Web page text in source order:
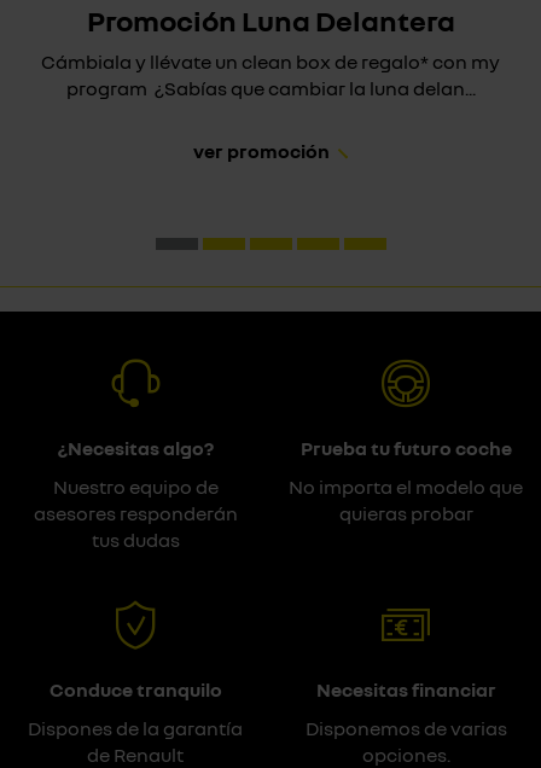
Promoción Luna Delantera
Cámbiala y llévate un clean box de regalo* con my
program ¿Sabías que cambiar la luna delan...
ver promoción
¿Necesitas algo?
Nuestro equipo de
asesores responderán
tus dudas
Prueba tu futuro coche
No importa el modelo que
quieras probar
Conduce tranquilo
Dispones de la garantía
de Renault
Necesitas financiar
Disponemos de varias
opciones.